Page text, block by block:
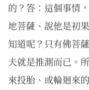
的？答：這個事情
地菩薩、說他是初
知道呢？只有佛菩
夫就是推測而已。
來投胎、或輪迴來